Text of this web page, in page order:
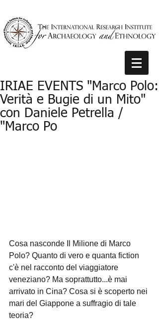
IRIAE EVENTS "Marco Polo:
Verità e Bugie di un Mito"
con Daniele Petrella /
"Marco Po
Cosa nasconde Il Milione di Marco
Polo? Quanto di vero e quanta fiction
c'è nel racconto del viaggiatore
veneziano? Ma soprattutto...è mai
arrivato in Cina? Cosa si è scoperto nei
mari del Giappone a suffragio di tale
teoria?